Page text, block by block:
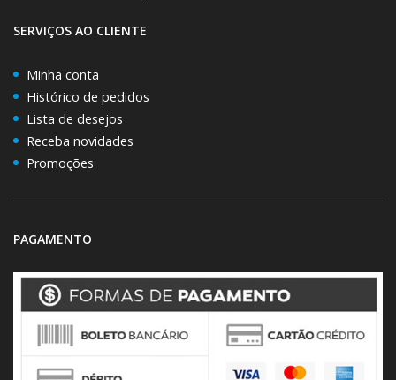
SERVIÇOS AO CLIENTE
Minha conta
Histórico de pedidos
Lista de desejos
Receba novidades
Promoções
PAGAMENTO